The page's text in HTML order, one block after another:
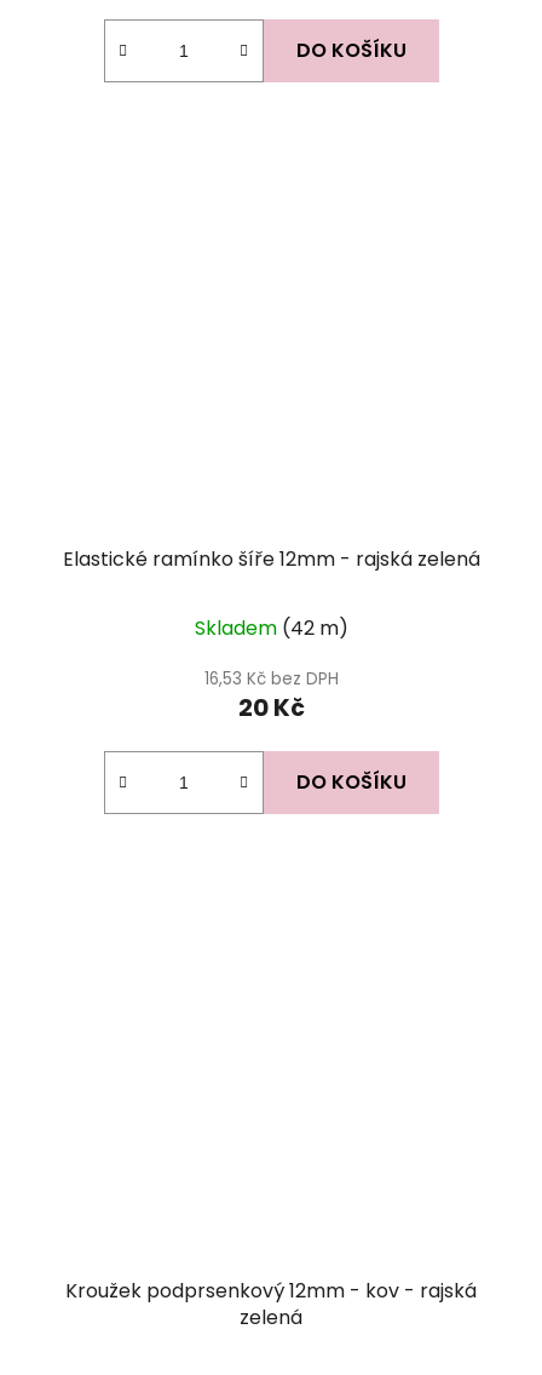
DO KOŠÍKU
Elastické ramínko šíře 12mm - rajská zelená
Skladem (42 m)
16,53 Kč bez DPH
20 Kč
DO KOŠÍKU
Kroužek podprsenkový 12mm - kov - rajská
zelená